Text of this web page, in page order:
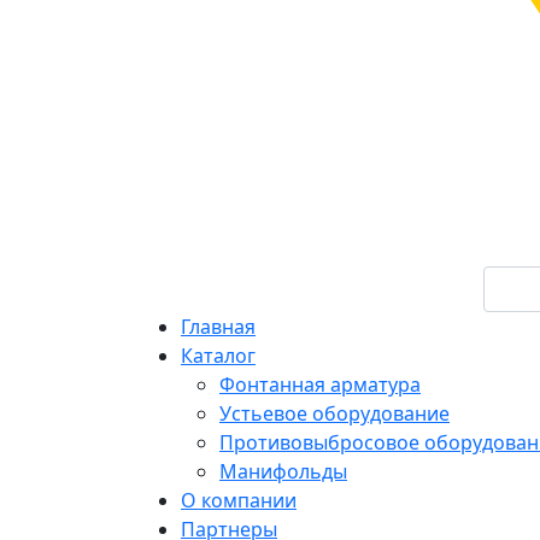
Главная
Каталог
Фонтанная арматура
Устьевое оборудование
Противовыбросовое
Манифольды
О компании
Партнеры